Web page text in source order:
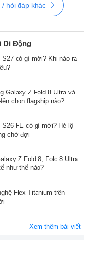
hỏi đáp khác
Di Động
S27 có gì mới? Khi nào ra
Galaxy Z Fold 8 Ultra và
chọn flagship nào?
S26 FE có gì mới? Hé lộ
chờ đợi
Z Fold 8, Fold 8 Ultra
như thế nào?
Flex Titanium trên
Xem thêm bài viết